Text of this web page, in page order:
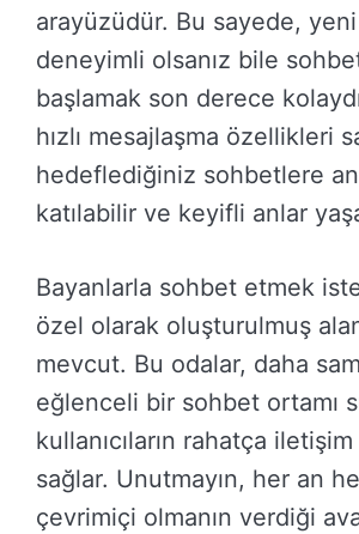
arayüzüdür. Bu sayede,
deneyimli olsanız bile
başlamak son derece
hızlı mesajlaşma özellikleri
hedeflediğiniz sohbetlere
katılabilir ve keyifli anlar
Bayanlarla sohbet etmek
özel olarak oluşturulmuş
mevcut. Bu odalar, daha
eğlenceli bir sohbet ortamı
kullanıcıların rahatça iletişim
sağlar. Unutmayın, her an
çevrimiçi olmanın verdiği